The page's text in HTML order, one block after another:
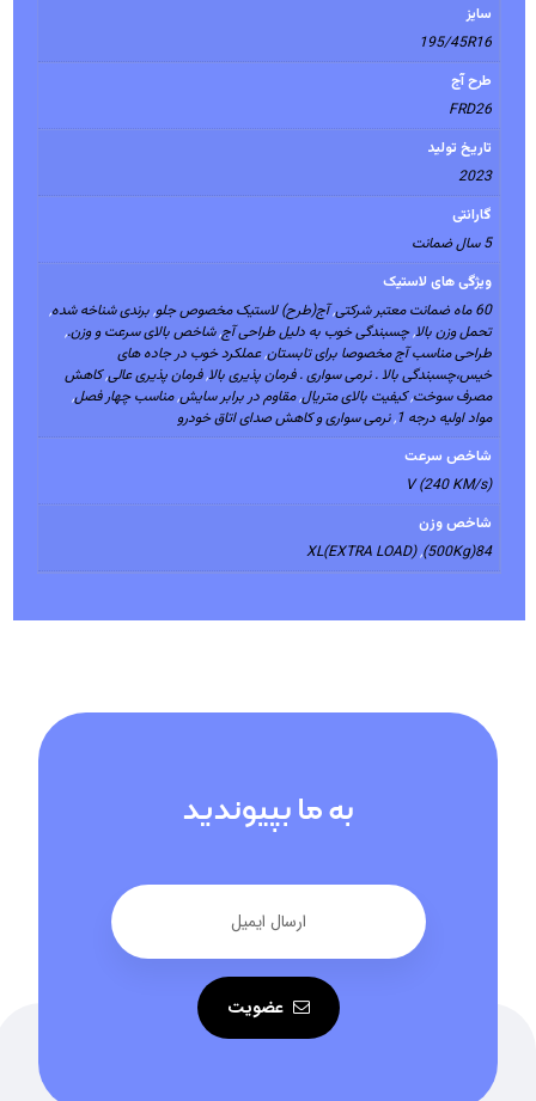
سایز
195/45R16
طرح آج
FRD26
تاریخ تولید
2023
گارانتی
5 سال ضمانت
ویژگی های لاستیک
60 ماه ضمانت معتبر شرکتی
,آج(طرح) لاستیک مخصوص جلو,برندی شناخه شده,
تحمل وزن بالا,چسبندگی خوب به دلیل طراحی آج,شاخص بالای سرعت و وزن.,
طراحی مناسب آج مخصوصا برای تابستان,عملکرد خوب در جاده های
خیس،چسبندگی بالا . نرمی سواری . فرمان پذیری بالا,فرمان پذیری عالی,کاهش
مصرف سوخت,کیفیت بالای متریال,مقاوم در برابر سایش,مناسب چهار فصل,
مواد اولیه درجه 1
,نرمی سواری و کاهش صدای اتاق خودرو
شاخص سرعت
V (240 KM/s)
شاخص وزن
84(500Kg)
,
XL(EXTRA LOAD)
به ما بپیوندید
عضویت